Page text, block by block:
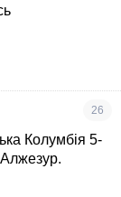
26
Колумбія 5-